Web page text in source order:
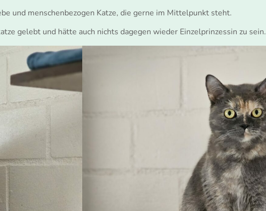
und menschenbezogen Katze, die gerne im Mittelpunkt steht.
gelebt und hätte auch nichts dagegen wieder Einzelprinzessin zu sein.